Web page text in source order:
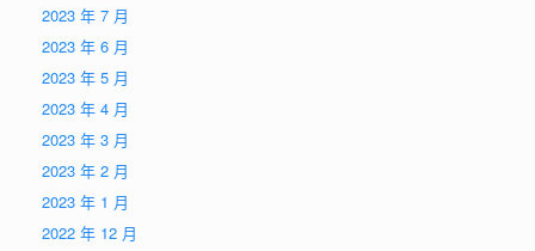
2023 年 7 月
2023 年 6 月
2023 年 5 月
2023 年 4 月
2023 年 3 月
2023 年 2 月
2023 年 1 月
2022 年 12 月